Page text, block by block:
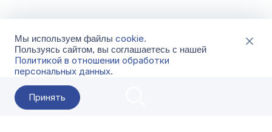
Мы используем файлы cookie.
Пользуясь сайтом, вы соглашаетесь с нашей
Политикой в отношении обработки
персональных данных.
Принять